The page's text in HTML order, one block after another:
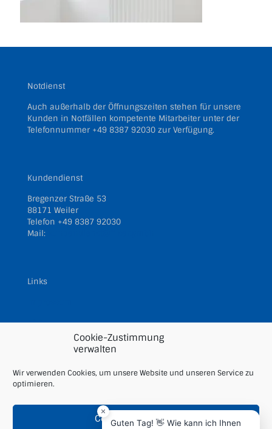
Cookie-Zustimmung
verwalten
Wir verwenden Cookies, um unsere Website und unseren Service zu
optimieren.
Cookies akzeptieren
Notdienst
Auch außerhalb der Öffnungszeiten stehen für unsere
Kunden in Notfällen kompetente Mitarbeiter unter der
Telefonnummer +49 8387 92030 zur Verfügung.
Kundendienst
Bregenzer Straße 53
88171 Weiler
Telefon +49 8387 92030
Mail:
Links
AGBs
Datenschutz
Cookie Richtlinie
Guten Tag! 👋 Wie kann ich Ihnen